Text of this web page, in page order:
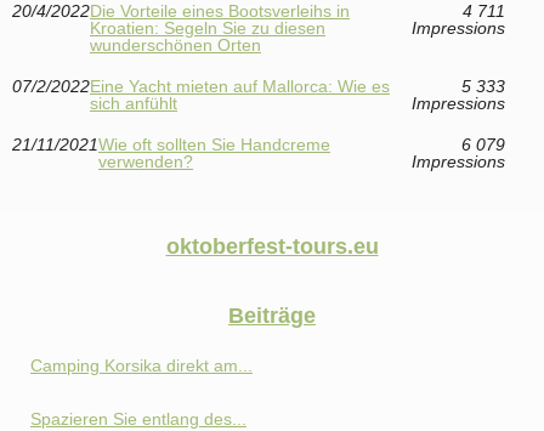
20/4/2022Die Vorteile eines Bootsverleihs in
Kroatien: Segeln Sie zu diesen
wunderschönen Orten
4 711
Impressions
07/2/2022Eine Yacht mieten auf Mallorca: Wie es
sich anfühlt
5 333
Impressions
21/11/2021Wie oft sollten Sie Handcreme
verwenden?
6 079
Impressions
oktoberfest-tours.eu
Beiträge
Camping Korsika direkt am...
Spazieren Sie entlang des...